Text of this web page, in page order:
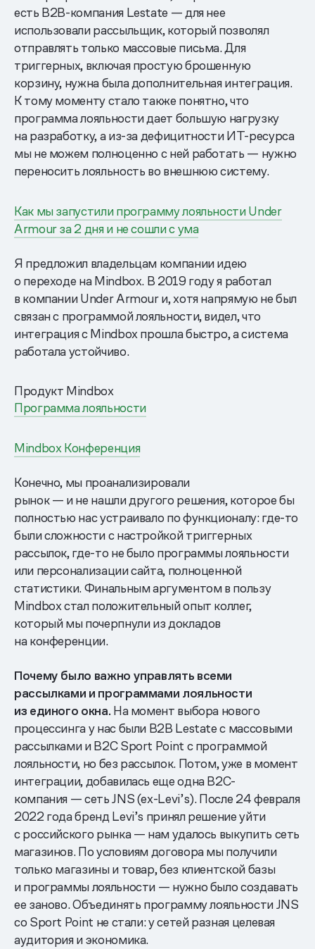
есть B2B-компания Lestate — для нее
использовали рассыльщик, который позволял
отправлять только массовые письма. Для
триггерных, включая простую брошенную
корзину, нужна была дополнительная интеграция.
К тому моменту стало также понятно, что
программа лояльности дает большую нагрузку
на разработку, а из-за дефицитности ИТ-ресурса
мы не можем полноценно с ней работать — нужно
переносить лояльность во внешнюю систему.
Как мы запустили программу лояльности Under
Armour за 2 дня и не сошли с ума
Я предложил владельцам компании идею
о переходе на Mindbox. В 2019 году я работал
в компании Under Armour и, хотя напрямую не был
связан с программой лояльности, видел, что
интеграция с Mindbox прошла быстро, а система
работала устойчиво.
Продукт Mindbox
Программа лояльности
Mindbox Конференция
Конечно, мы проанализировали
рынок — и не нашли другого решения, которое бы
полностью нас устраивало по функционалу: где-то
были сложности с настройкой триггерных
рассылок, где-то не было программы лояльности
или персонализации сайта, полноценной
статистики. Финальным аргументом в пользу
Mindbox стал положительный опыт коллег,
который мы почерпнули из докладов
на конференции.
Почему было важно управлять всеми
рассылками и программами лояльности
из единого окна. На момент выбора нового
процессинга у нас были B2B Lestate с массовыми
рассылками и B2C Sport Point с программой
лояльности, но без рассылок. Потом, уже в момент
интеграции, добавилась еще одна B2C-
компания — сеть JNS (ex-Levi’s). После 24 февраля
2022 года бренд Levi’s принял решение уйти
с российского рынка — нам удалось выкупить сеть
магазинов. По условиям договора мы получили
только магазины и товар, без клиентской базы
и программы лояльности — нужно было создавать
ее заново. Объединять программу лояльности JNS
со Sport Point не стали: у сетей разная целевая
аудитория и экономика.